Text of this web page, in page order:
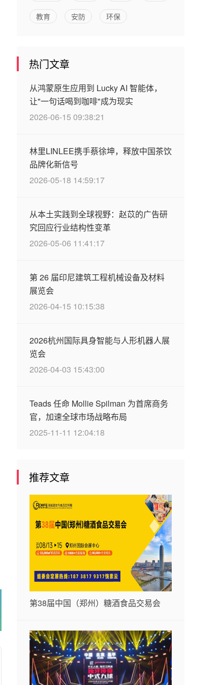
教育 安防 环保
热门文章
从鸿蒙原生应用到 Lucky AI 智能体，
让"一句话喝到咖啡"成为现实
2026-06-15 09:38:21
林里LINLEE携手蔡徐坤，释放中国茶饮
品牌化新信号
2026-05-18 14:59:17
从本土实践到全球视野：赵苡的广告研
究回应行业结构性变革
2026-05-06 11:41:17
第 26 届印尼建筑工程机械设备及材料
展览会
2026-04-15 10:15:38
2026杭州国际具身智能与人形机器人展
览会
2026-04-03 15:43:00
Teads 任命 Mollie Spilman 为首席商务
官，加速全球市场战略布局
2025-11-11 12:04:18
推荐文章
第38届中国（郑州）糖酒食品交易会